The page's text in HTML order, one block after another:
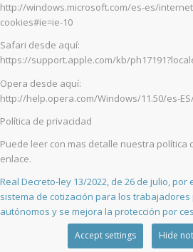
http://windows.microsoft.com/es-es/
cookies#ie=ie-10
Safari desde aquí:
https://support.apple.com/kb/
Opera desde aquí:
http://help.opera.com/Windows/11.50/es-
Política de privacidad
Puede leer con mas detalle nuestra política
enlace.
Real Decreto-ley 13/2022, de 26 de julio,
sistema de cotización para los
autónomos y se mejora la protección por
Accept settings Hide